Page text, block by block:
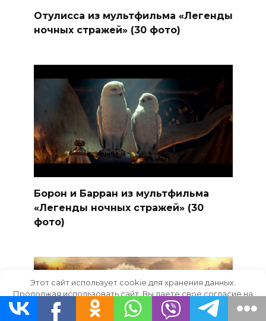
Отулисса из мультфильма «Легенды
ночных стражей» (30 фото)
Борон и Барран из мультфильма
«Легенды ночных стражей» (30
фото)
Этот сайт использует cookie для хранения данных.
Продолжая использовать сайт, Вы даете свое согласие на
работу с этими файлами.
OK